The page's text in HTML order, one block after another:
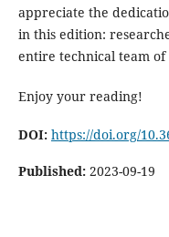
appreciate the
in this edition:
entire technical team of
Enjoy your reading!
DOI: https://doi.org/
Published: 2023-09-19